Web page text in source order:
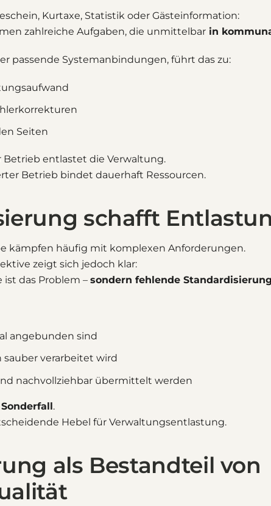
Kurtaxe, Statistik oder Gästeinformation:
zahlreiche Aufgaben, die unmittelbar in
passende Systemanbindungen, führt das zu:
Seiten
Betrieb entlastet die Verwaltung.
Betrieb bindet dauerhaft Ressourcen.
schafft
kämpfen häufig mit komplexen Anforderungen.
zeigt sich jedoch klar:
das Problem – sondern fehlende Standardisierung
angebunden sind
sauber verarbeitet wird
nachvollziehbar übermittelt werden
.
Hebel für Verwaltungsentlastung.
als Bestandteil von